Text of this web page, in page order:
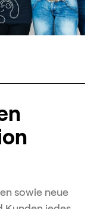
sowie neue